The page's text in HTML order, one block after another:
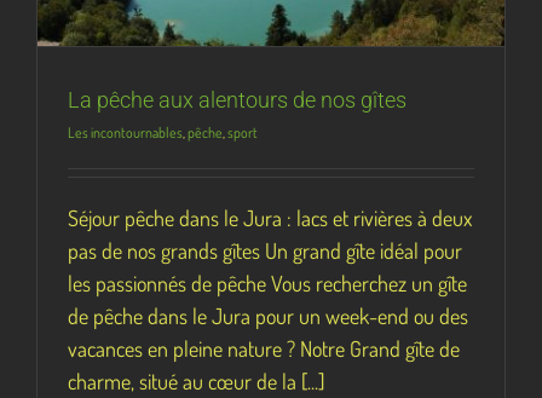
La pêche aux alentours de nos gîtes
Les incontournables,pêche,sport
Séjour pêche dans le Jura : lacs et rivières à deux
pas de nos grands gîtes Un grand gîte idéal pour
les passionnés de pêche Vous recherchez un gîte
de pêche dans le Jura pour un week-end ou des
vacances en pleine nature ? Notre Grand gîte de
charme, situé au cœur de la [...]